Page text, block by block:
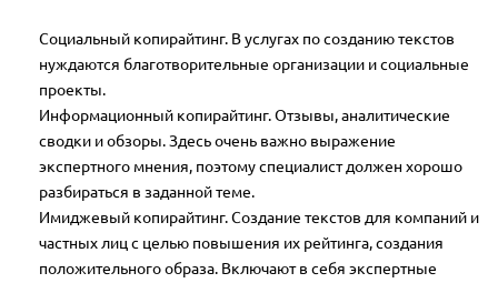
Социальный копирайтинг. В услугах по созданию текстов
нуждаются благотворительные организации и социальные
проекты.
Информационный копирайтинг. Отзывы, аналитические
сводки и обзоры. Здесь очень важно выражение
экспертного мнения, поэтому специалист должен хорошо
разбираться в заданной теме.
Имиджевый копирайтинг. Создание текстов для компаний и
частных лиц с целью повышения их рейтинга, создания
положительного образа. Включают в себя экспертные